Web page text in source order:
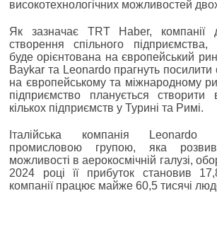
високотехнологічних можливостей
Як зазначає TRT Haber, компанії
створення спільного підприємства,
буде орієнтована на європейський
Baykar та Leonardo прагнуть посилити
на європейському та міжнародному
підприємство планується створити
кількох підприємств у Турині та Римі.
Італійська компанія
промисловою групою, яка
можливості в аерокосмічній галузі,
2024 році її прибуток становив
компанії працює майже 60,5 тисячі